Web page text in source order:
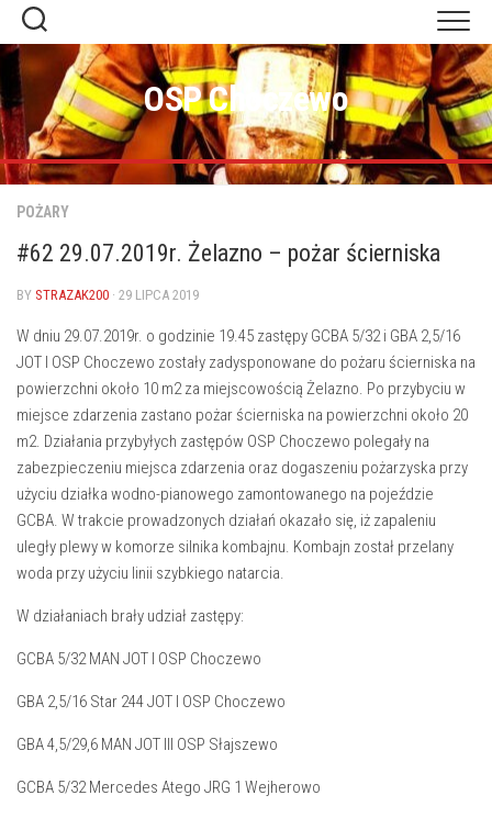
Skip
content
OSP Choczewo
POŻARY
#62 29.07.2019r. Żelazno – pożar ścierniska
BY STRAZAK200 · 29 LIPCA 2019
W dniu 29.07.2019r. o godzinie 19.45 zastępy GCBA 5/32 i GBA 2,5/16
JOT I OSP Choczewo zostały zadysponowane do pożaru ścierniska na
powierzchni około 10 m2 za miejscowością Żelazno. Po przybyciu w
miejsce zdarzenia zastano pożar ścierniska na powierzchni około 20
m2. Działania przybyłych zastępów OSP Choczewo polegały na
zabezpieczeniu miejsca zdarzenia oraz dogaszeniu pożarzyska przy
użyciu działka wodno-pianowego zamontowanego na pojeździe
GCBA. W trakcie prowadzonych działań okazało się, iż zapaleniu
uległy plewy w komorze silnika kombajnu. Kombajn został przelany
woda przy użyciu linii szybkiego natarcia.
W działaniach brały udział zastępy:
GCBA 5/32 MAN JOT I OSP Choczewo
GBA 2,5/16 Star 244 JOT I OSP Choczewo
GBA 4,5/29,6 MAN JOT III OSP Słajszewo
GCBA 5/32 Mercedes Atego JRG 1 Wejherowo